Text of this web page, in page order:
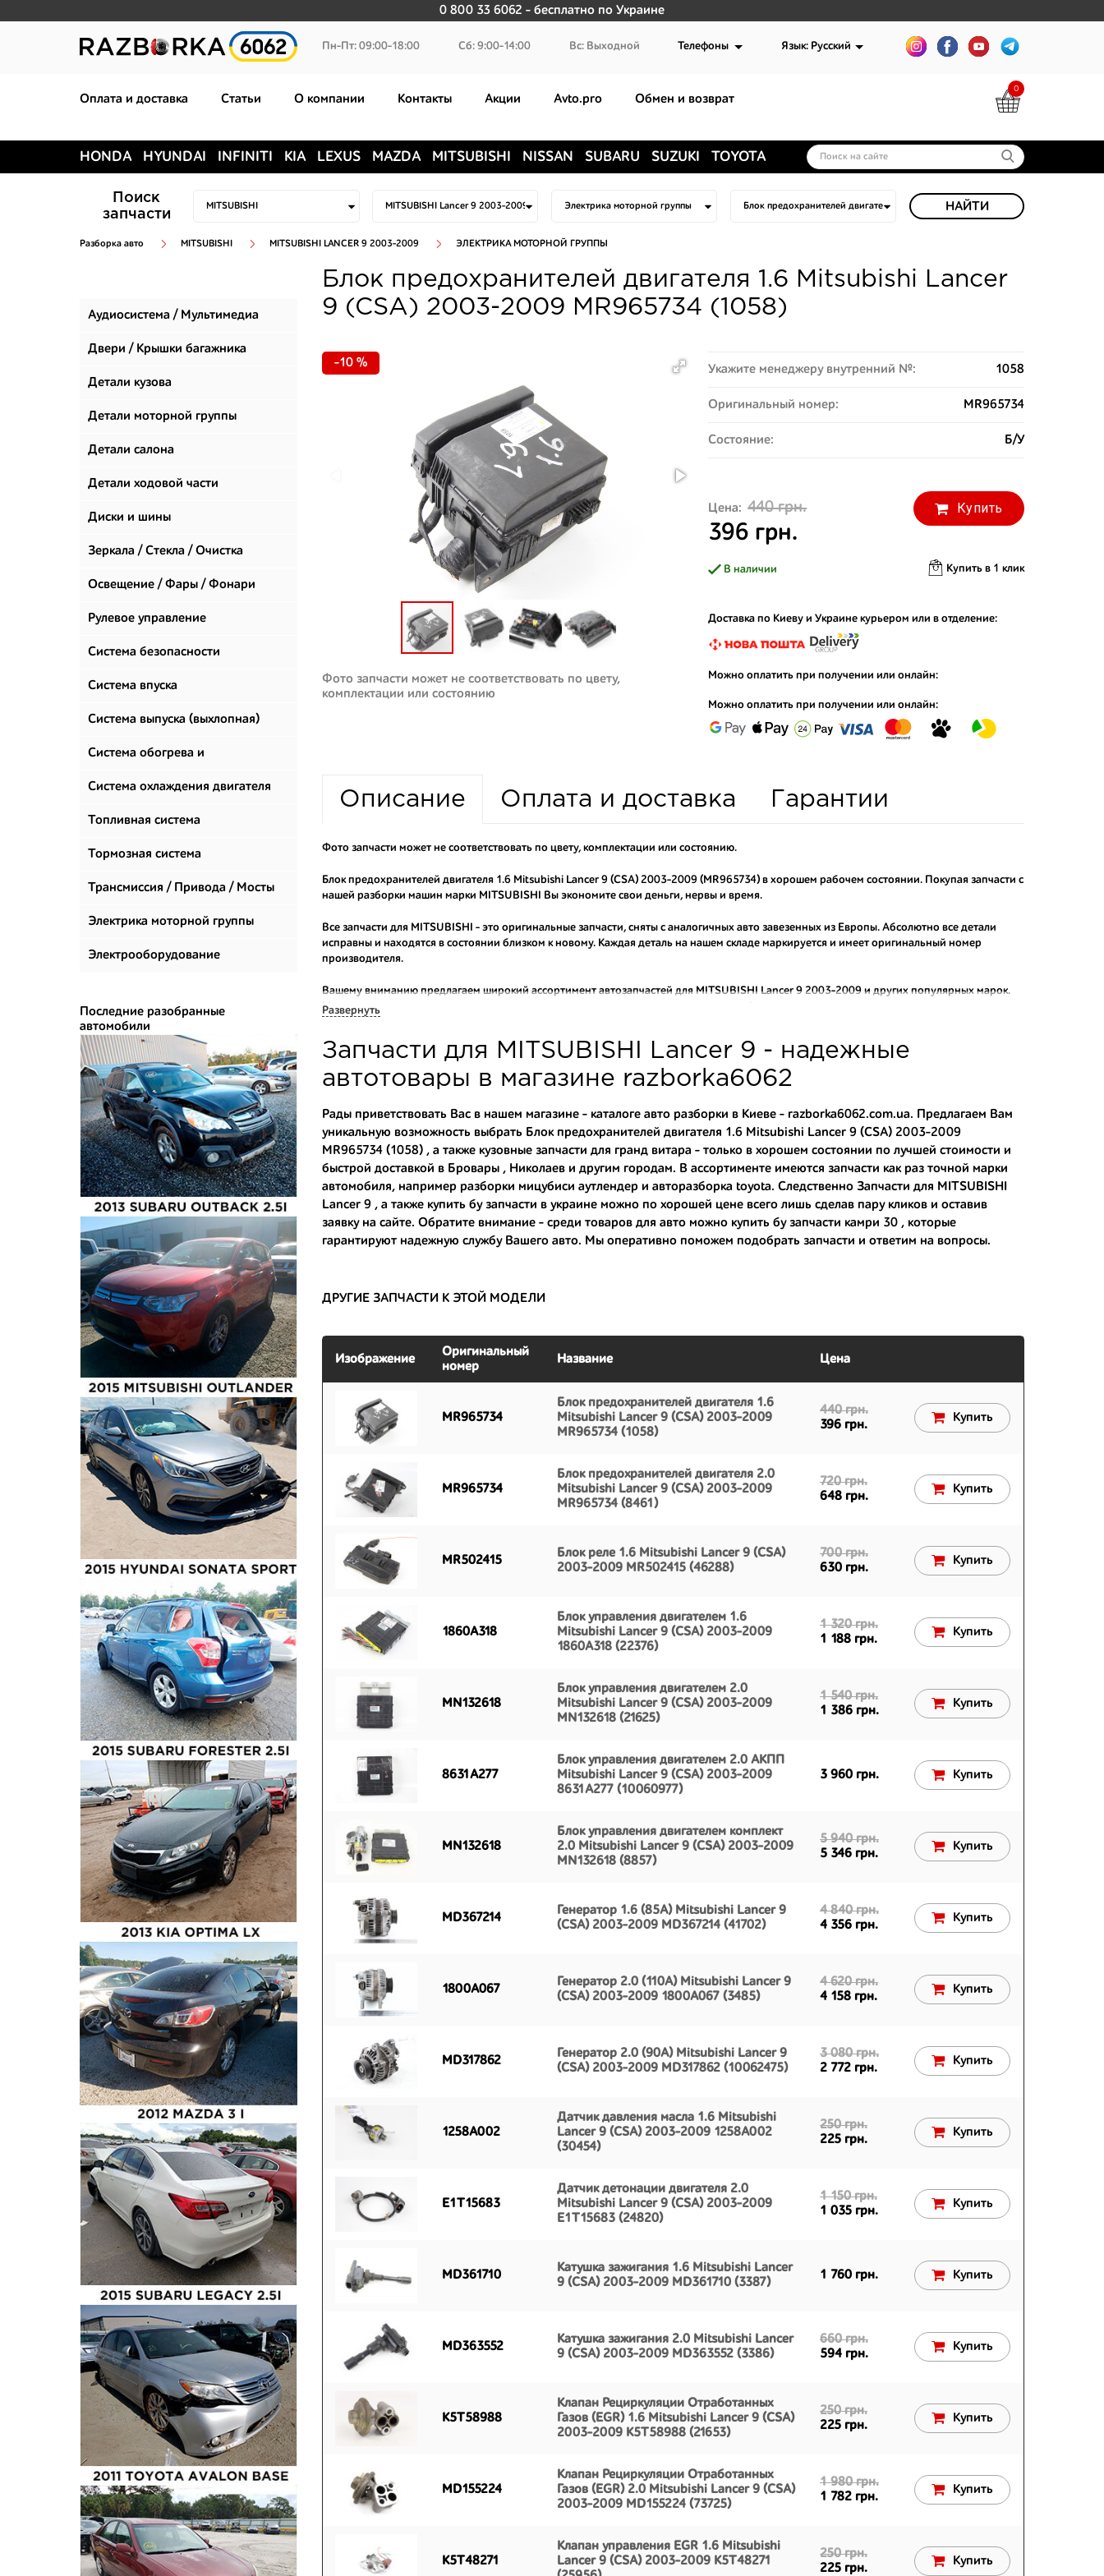
0 800 33 6062 - бесплатно по Украине
0
Пн-Пт: 09:00-18:00 Сб: 9:00-14:00 Вс: Выходной Телефоны Язык: Русский
Оплата и доставка Статьи О компании Контакты Акции Avto.pro Обмен и возврат
HONDA HYUNDAI INFINITI KIA LEXUS MAZDA MITSUBISHI NISSAN SUBARU SUZUKI TOYOTA
Поиск
запчасти
НАЙТИ
Разборка авто MITSUBISHI MITSUBISHI LANCER 9 2003-2009 ЭЛЕКТРИКА МОТОРНОЙ ГРУППЫ
Аудиосистема / Мультимедиа
Двери / Крышки багажника
Детали кузова
Детали моторной группы
Детали салона
Детали ходовой части
Диски и шины
Зеркала / Стекла / Очистка
стекол
Освещение / Фары / Фонари
Рулевое управление
Система безопасности
Система впуска
Система выпуска (выхлопная)
Система обогрева и
климатизации
Система охлаждения двигателя
Топливная система
Тормозная система
Трансмиссия / Привода / Мосты
Электрика моторной группы
Электрооборудование
Последние разобранные
автомобили
Блок предохранителей двигателя 1.6 Mitsubishi Lancer
9 (CSA) 2003-2009 MR965734 (1058)
-10 %
Фото запчасти может не соответствовать по цвету,
комплектации или состоянию
Укажите менеджеру внутренний №: 1058
Оригинальный номер: MR965734
Состояние: Б/У
Цена: 440 грн.
396 грн.
Купить
В наличии Купить в 1 клик
Доставка по Киеву и Украине курьером или в отделение:
Можно оплатить при получении или онлайн:
Можно оплатить при получении или онлайн:
Описание Оплата и доставка Гарантии
Фото запчасти может не соответствовать по цвету, комплектации или состоянию.
Блок предохранителей двигателя 1.6 Mitsubishi Lancer 9 (CSA) 2003-2009 (MR965734) в хорошем рабочем состоянии. Покупая запчасти с
нашей разборки машин марки MITSUBISHI Вы экономите свои деньги, нервы и время.
Все запчасти для MITSUBISHI - это оригинальные запчасти, сняты с аналогичных авто завезенных из Европы. Абсолютно все детали
исправны и находятся в состоянии близком к новому. Каждая деталь на нашем складе маркируется и имеет оригинальный номер
производителя.
Вашему вниманию предлагаем широкий ассортимент автозапчастей для MITSUBISHI Lancer 9 2003-2009 и других популярных марок.
Мы продаем оригинальные и высококачественные запчасти, отказываясь от контрафактных аналогов.
Многие наши оптовые клиенты рекомендуют именно нашу разборку как надежного и проверенного продавца. Если вам требуется
приобрести оптовую партию деталей для японских автомобилей, то консультанты нашего интернет-магазина подберут вам товар и
укомплектуют партию. Также мы поможем с правильным выбором по каталогу автозапчастей.
- доступные по цене;
- сняты только с автомобилей, которые ездили по превосходным европейским и японским дорогам;
- имеют большой запас прочности и невыробатанный ресурс, и долго прослужат вам.
Развернуть
Запчасти для MITSUBISHI Lancer 9 - надежные
автотовары в магазине razborka6062
Рады приветствовать Вас в нашем магазине - каталоге авто разборки в Киеве - razborka6062.com.ua. Предлагаем Вам
уникальную возможность выбрать Блок предохранителей двигателя 1.6 Mitsubishi Lancer 9 (CSA) 2003-2009
MR965734 (1058) , а также кузовные запчасти для гранд витара - только в хорошем состоянии по лучшей стоимости и
быстрой доставкой в Бровары , Николаев и другим городам. В ассортименте имеются запчасти как раз точной марки
автомобиля, например разборки мицубиси аутлендер и авторазборка toyota. Следственно Запчасти для MITSUBISHI
Lancer 9 , а также купить бу запчасти в украине можно по хорошей цене всего лишь сделав пару кликов и оставив
заявку на сайте. Обратите внимание - среди товаров для авто можно купить бу запчасти камри 30 , которые
гарантируют надежную службу Вашего авто. Мы оперативно поможем подобрать запчасти и ответим на вопросы.
ДРУГИЕ ЗАПЧАСТИ К ЭТОЙ МОДЕЛИ
Изображение
Оригинальный
номер
Название Цена
MR965734
Блок предохранителей двигателя 1.6
Mitsubishi Lancer 9 (CSA) 2003-2009
MR965734 (1058)
440 грн.
396 грн.
Купить
MR965734
Блок предохранителей двигателя 2.0
Mitsubishi Lancer 9 (CSA) 2003-2009
MR965734 (8461)
720 грн.
648 грн.
Купить
MR502415
Блок реле 1.6 Mitsubishi Lancer 9 (CSA)
2003-2009 MR502415 (46288)
700 грн.
630 грн.
Купить
1860A318
Блок управления двигателем 1.6
Mitsubishi Lancer 9 (CSA) 2003-2009
1860A318 (22376)
1 320 грн.
1 188 грн.
Купить
MN132618
Блок управления двигателем 2.0
Mitsubishi Lancer 9 (CSA) 2003-2009
MN132618 (21625)
1 540 грн.
1 386 грн.
Купить
8631A277
Блок управления двигателем 2.0 АКПП
Mitsubishi Lancer 9 (CSA) 2003-2009
8631A277 (10060977)
3 960 грн. Купить
MN132618
Блок управления двигателем комплект
2.0 Mitsubishi Lancer 9 (CSA) 2003-2009
MN132618 (8857)
5 940 грн.
5 346 грн.
Купить
MD367214
Генератор 1.6 (85A) Mitsubishi Lancer 9
(CSA) 2003-2009 MD367214 (41702)
4 840 грн.
4 356 грн.
Купить
1800A067
Генератор 2.0 (110A) Mitsubishi Lancer 9
(CSA) 2003-2009 1800A067 (3485)
4 620 грн.
4 158 грн.
Купить
MD317862
Генератор 2.0 (90А) Mitsubishi Lancer 9
(CSA) 2003-2009 MD317862 (10062475)
3 080 грн.
2 772 грн.
Купить
1258A002
Датчик давления масла 1.6 Mitsubishi
Lancer 9 (CSA) 2003-2009 1258A002
(30454)
250 грн.
225 грн.
Купить
E1T15683
Датчик детонации двигателя 2.0
Mitsubishi Lancer 9 (CSA) 2003-2009
E1T15683 (24820)
1 150 грн.
1 035 грн.
Купить
MD361710
Катушка зажигания 1.6 Mitsubishi Lancer
9 (CSA) 2003-2009 MD361710 (3387)
1 760 грн. Купить
MD363552
Катушка зажигания 2.0 Mitsubishi Lancer
9 (CSA) 2003-2009 MD363552 (3386)
660 грн.
594 грн.
Купить
K5T58988
Клапан Рециркуляции Отработанных
Газов (EGR) 1.6 Mitsubishi Lancer 9 (CSA)
2003-2009 K5T58988 (21653)
250 грн.
225 грн.
Купить
MD155224
Клапан Рециркуляции Отработанных
Газов (EGR) 2.0 Mitsubishi Lancer 9 (CSA)
2003-2009 MD155224 (73725)
1 980 грн.
1 782 грн.
Купить
K5T48271
Клапан управления EGR 1.6 Mitsubishi
Lancer 9 (CSA) 2003-2009 K5T48271
250 грн.
225 грн.
Купить